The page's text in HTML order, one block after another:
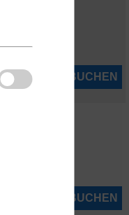
JETZT BUCHEN
JETZT BUCHEN